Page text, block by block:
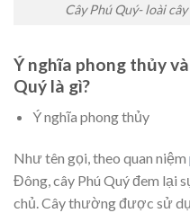
Cây Phú Quý- loài
Ý nghĩa phong thủy
Quý là gì?
Ý nghĩa phong thủy
Như tên gọi, theo quan niệm
Đông, cây Phú Quý đem lại
chủ. Cây thường được sử